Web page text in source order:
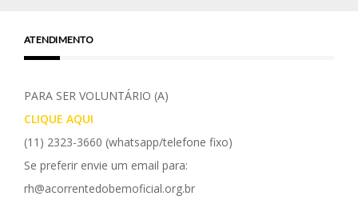
ATENDIMENTO
PARA SER VOLUNTÁRIO (A)
CLIQUE AQUI
(11) 2323-3660 (whatsapp/telefone fixo)
Se preferir envie um email para:
rh@acorrentedobemoficial.org.br